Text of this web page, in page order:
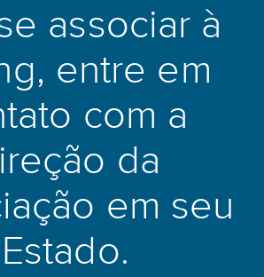
associar à
entre em
com a
da
em seu
Estado.